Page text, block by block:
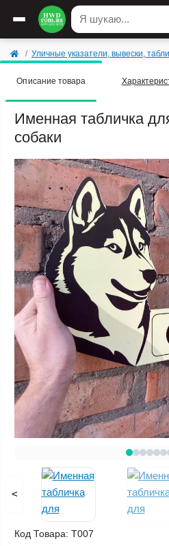
Уличные указатели, вывески,
Описание товара
Именная табличка
собаки
<
Код Товара: T007